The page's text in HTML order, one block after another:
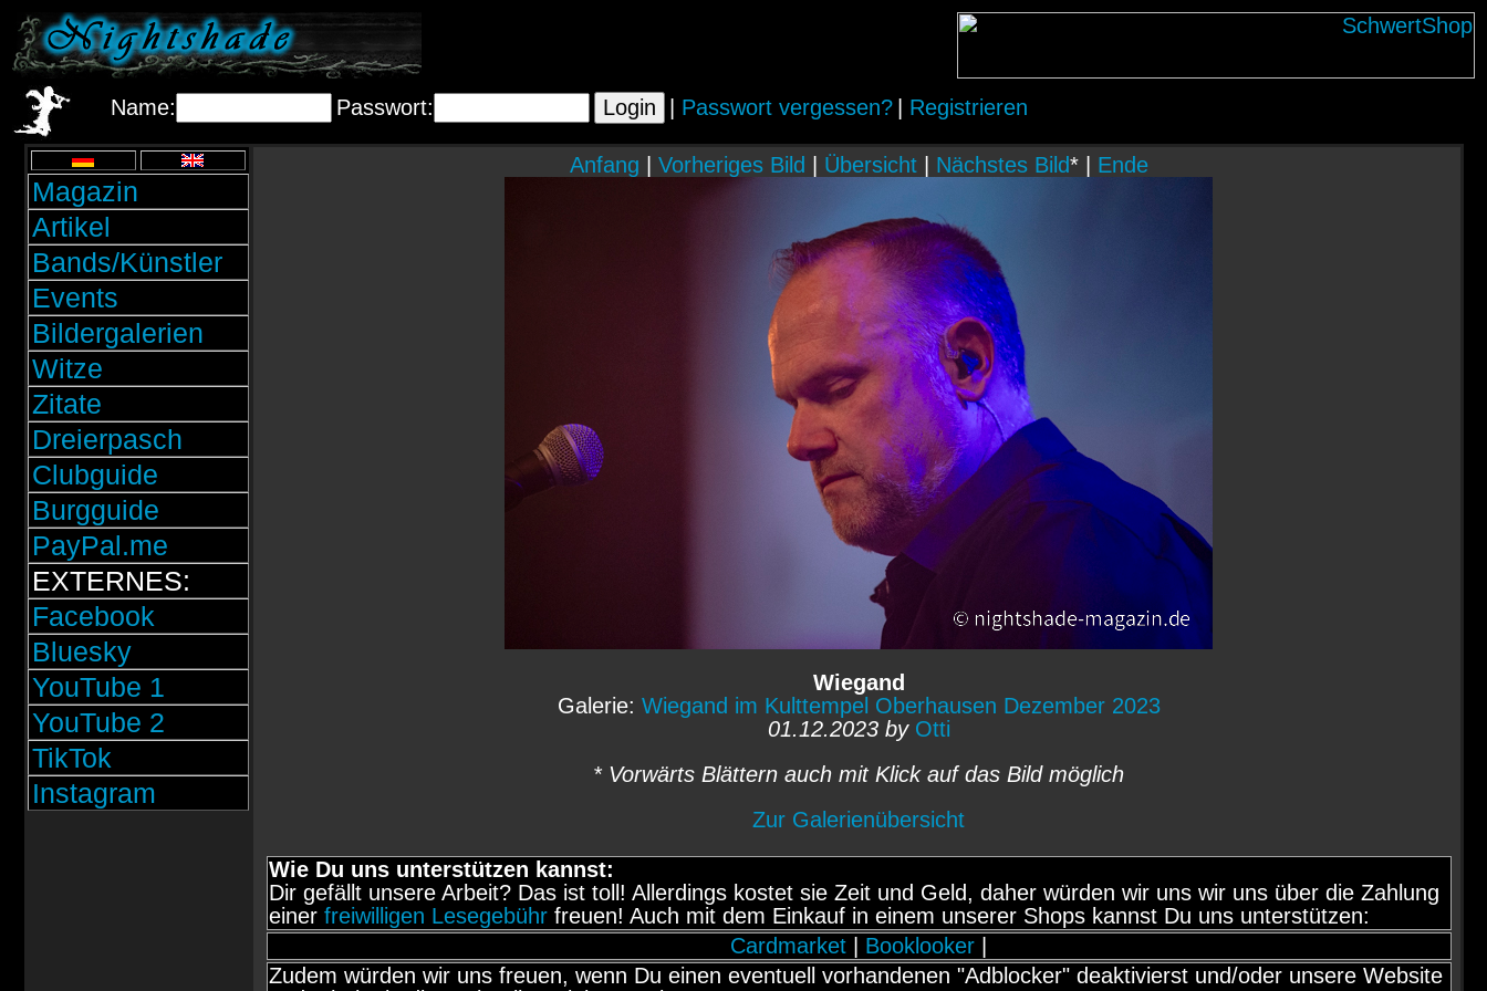
Name: Passwort: Passwort vergessen? Registrieren
Magazin
Artikel
Bands/Künstler
Events
Bildergalerien
Witze
Zitate
Dreierpasch
Clubguide
Burgguide
PayPal.me
EXTERNES:
Facebook
Bluesky
YouTube 1
YouTube 2
TikTok
Instagram
Anfang Vorheriges Bild Übersicht| Nächstes Bild* | Ende
Wiegand
Galerie: Wiegand im Kulttempel Oberhausen Dezember 2023
01.12.2023 by Otti
* Vorwärts Blättern auch mit Klick auf das Bild möglich
Zur Galerienübersicht
Wie Du uns unterstützen kannst:
Dir gefällt unsere Arbeit? Das ist toll! Allerdings kostet sie Zeit und Geld, daher würden wir uns wir uns über die Zahlung
einer freiwilligen Lesegebührfreuen! Auch mit dem Einkauf in einem unserer Shops kannst Du uns unterstützen:
Cardmarket
Booklooker
Zudem würden wir uns freuen, wenn Du einen eventuell vorhandenen "Adblocker" deaktivierst und/oder unsere Website